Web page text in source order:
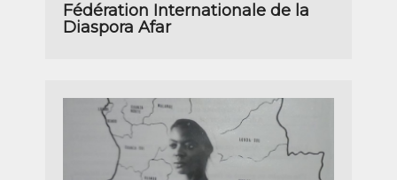
Fédération Internationale de la
Diaspora Afar